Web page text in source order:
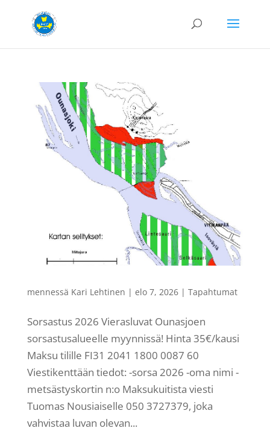
mennessä Kari Lehtinen | elo 7, 2026| Tapahtumat
Sorsastus 2026 Vierasluvat Ounasjoen
sorsastusalueelle myynnissä! Hinta 35€/kausi
Maksu tilille FI31 2041 1800 0087 60
Viestikenttään tiedot: -sorsa 2026 -oma nimi -
metsästyskortin n:o Maksukuitista viesti
Tuomas Nousiaiselle 050 3727379, joka
vahvistaa luvan olevan...